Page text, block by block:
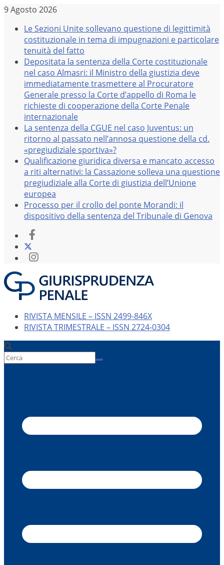
Salta
contenuto
9 Agosto 2026
Le Sezioni Unite sollevano questione di legittimità
costituzionale in tema di impugnazioni e particolare
tenuità del fatto
Depositata la sentenza della Corte costituzionale
nel caso Almasri: il Ministro della giustizia deve
immediatamente trasmettere al Procuratore
Generale presso la Corte d’appello di Roma le
richieste di cooperazione della Corte Penale
internazionale
La sentenza della CGUE nel caso Juventus: un
ritorno al passato nell’annosa questione della cd.
«pregiudiziale sportiva»?
Qualificazione giuridica diversa e mancato accesso
a riti alternativi: la Cassazione solleva una questione
pregiudiziale alla Corte di giustizia dell’Unione
europea
Processo per il crollo del ponte Morandi: il
dispositivo della sentenza del Tribunale di Genova
RIVISTA MENSILE – ISSN 2499-846X
RIVISTA TRIMESTRALE – ISSN 2724-0304